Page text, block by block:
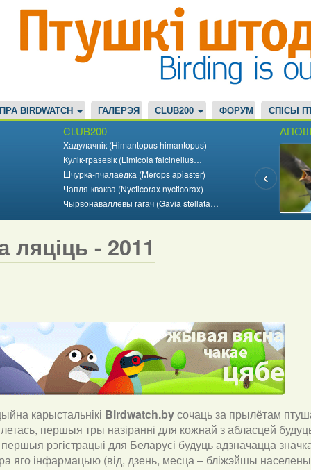
BIRDWATCH ГАЛЕРЭЯ CLUB200 ФОРУМ СПІСЫ
CLUB200
Хадулачнік (Himantopus himantopus)
Кулік-гразевік (Limicola falcinellus…
Шчурка-пчалаедка (Merops apiaster)
Чапля-кваква (Nycticorax nycticorax)
Чырвонаваллёвы гагач (Gavia stellata…
ляціць - 2011
карыстальнікі Birdwatch.byсочаць за прылётам
летась, першыя тры назіранні для кожнай з абласцей
першыя рэгістрацыі для Беларусі будуць адзначацца
яго інфармацыю (від, дзень, месца – бліжэйшы